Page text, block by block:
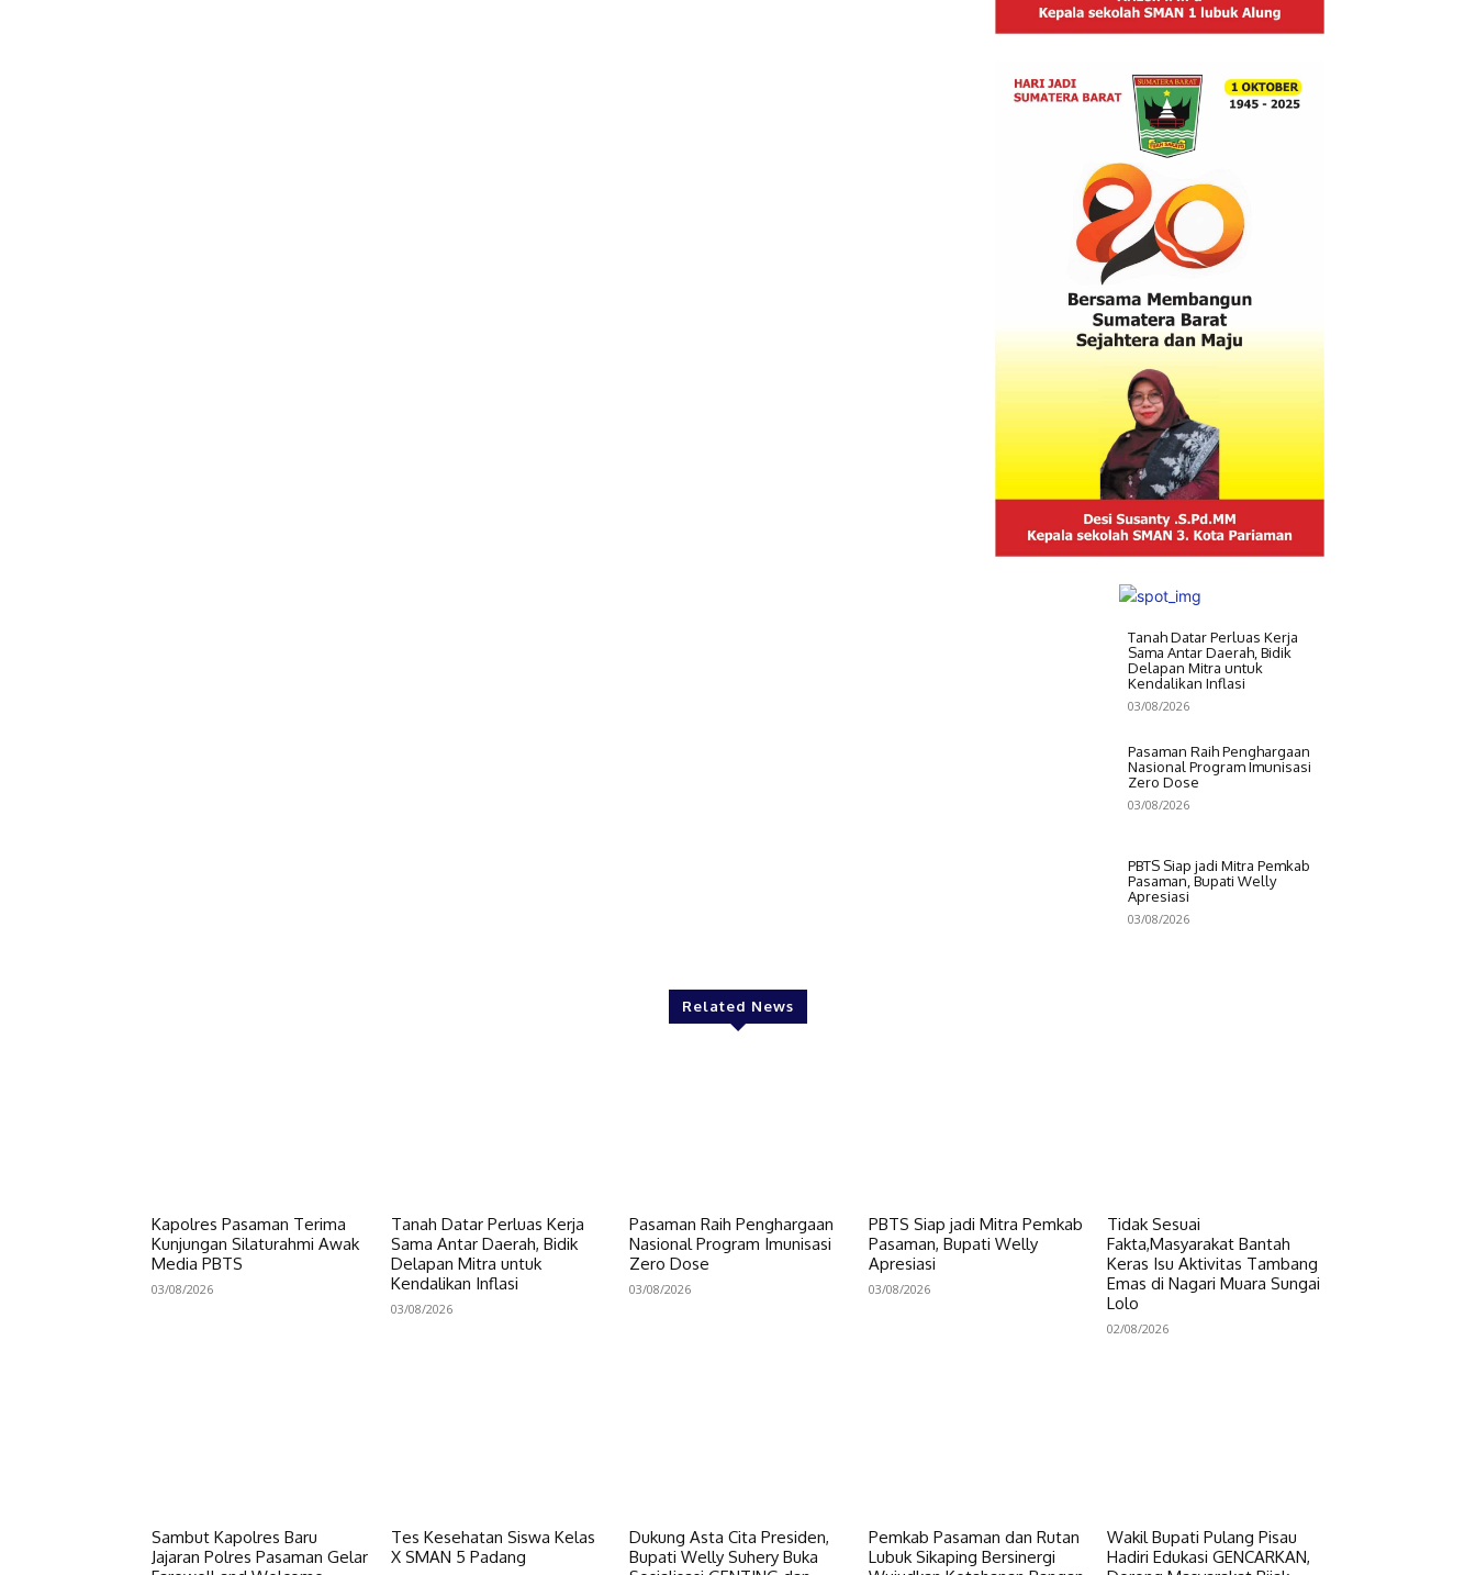
Tanah Datar Perluas Kerja
Sama Antar Daerah, Bidik
Delapan Mitra untuk
Kendalikan Inflasi
03/08/2026
Pasaman Raih Penghargaan
Nasional Program Imunisasi
Zero Dose
03/08/2026
PBTS Siap jadi Mitra Pemkab
Pasaman, Bupati Welly
Apresiasi
03/08/2026
Related News
Kapolres Pasaman Terima
Kunjungan Silaturahmi Awak
Media PBTS
03/08/2026
Tanah Datar Perluas Kerja
Sama Antar Daerah, Bidik
Delapan Mitra untuk
Kendalikan Inflasi
03/08/2026
Pasaman Raih Penghargaan
Nasional Program Imunisasi
Zero Dose
03/08/2026
PBTS Siap jadi Mitra Pemkab
Pasaman, Bupati Welly
Apresiasi
03/08/2026
Tidak Sesuai
Fakta,Masyarakat Bantah
Keras Isu Aktivitas Tambang
Emas di Nagari Muara Sungai
Lolo
02/08/2026
Sambut Kapolres Baru
Jajaran Polres Pasaman Gelar
Tes Kesehatan Siswa Kelas
X SMAN 5 Padang
Dukung Asta Cita Presiden,
Bupati Welly Suhery Buka
Pemkab Pasaman dan Rutan
Lubuk Sikaping Bersinergi
Wakil Bupati Pulang Pisau
Hadiri Edukasi GENCARKAN,